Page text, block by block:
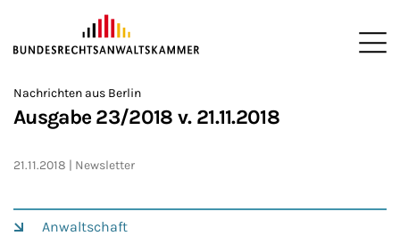
ZUM HAUPTINHALT SPRINGEN
Sie befinden sich hier:
>
Startseite
>
Newsroom
Nachrichten aus Berlin
Ausgabe 23/2018 v. 21.11.2018
21.11.2018 Newsletter
Anwaltschaft